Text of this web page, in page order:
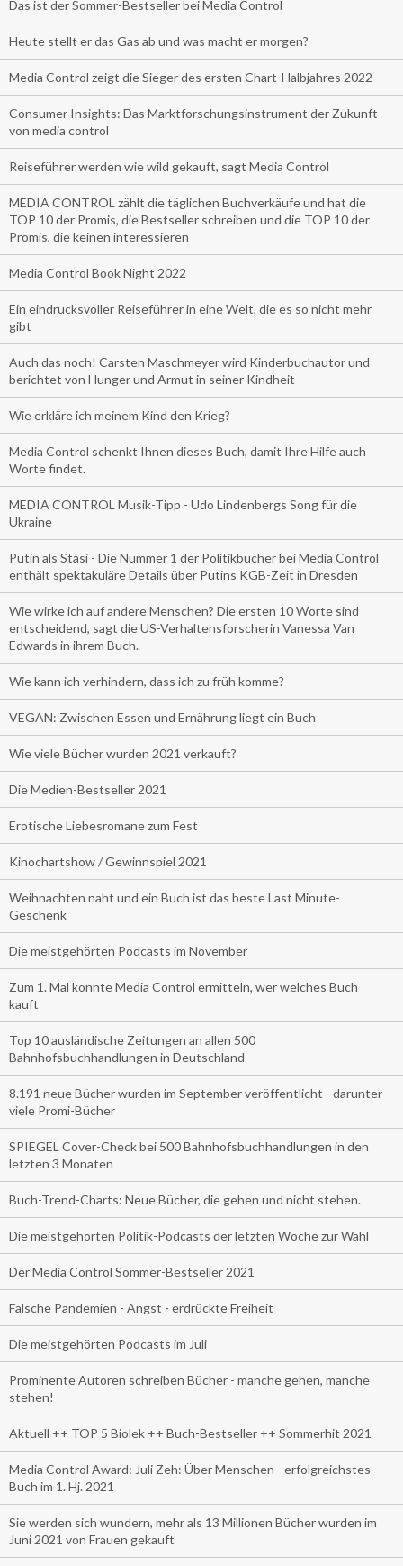
Das ist der Sommer-Bestseller bei Media Control
Heute stellt er das Gas ab und was macht er morgen?
Media Control zeigt die Sieger des ersten Chart-Halbjahres 2022
Consumer Insights: Das Marktforschungsinstrument der Zukunft
von media control
Reiseführer werden wie wild gekauft, sagt Media Control
MEDIA CONTROL zählt die täglichen Buchverkäufe und hat die
TOP 10 der Promis, die Bestseller schreiben und die TOP 10 der
Promis, die keinen interessieren
Media Control Book Night 2022
Ein eindrucksvoller Reiseführer in eine Welt, die es so nicht mehr
gibt
Auch das noch! Carsten Maschmeyer wird Kinderbuchautor und
berichtet von Hunger und Armut in seiner Kindheit
Wie erkläre ich meinem Kind den Krieg?
Media Control schenkt Ihnen dieses Buch, damit Ihre Hilfe auch
Worte findet.
MEDIA CONTROL Musik-Tipp - Udo Lindenbergs Song für die
Ukraine
Putin als Stasi - Die Nummer 1 der Politikbücher bei Media Control
enthält spektakuläre Details über Putins KGB-Zeit in Dresden
Wie wirke ich auf andere Menschen? Die ersten 10 Worte sind
entscheidend, sagt die US-Verhaltensforscherin Vanessa Van
Edwards in ihrem Buch.
Wie kann ich verhindern, dass ich zu früh komme?
VEGAN: Zwischen Essen und Ernährung liegt ein Buch
Wie viele Bücher wurden 2021 verkauft?
Die Medien-Bestseller 2021
Erotische Liebesromane zum Fest
Kinochartshow / Gewinnspiel 2021
Weihnachten naht und ein Buch ist das beste Last Minute-
Geschenk
Die meistgehörten Podcasts im November
Zum 1. Mal konnte Media Control ermitteln, wer welches Buch
kauft
Top 10 ausländische Zeitungen an allen 500
Bahnhofsbuchhandlungen in Deutschland
8.191 neue Bücher wurden im September veröffentlicht - darunter
viele Promi-Bücher
SPIEGEL Cover-Check bei 500 Bahnhofsbuchhandlungen in den
letzten 3 Monaten
Buch-Trend-Charts: Neue Bücher, die gehen und nicht stehen.
Die meistgehörten Politik-Podcasts der letzten Woche zur Wahl
Der Media Control Sommer-Bestseller 2021
Falsche Pandemien - Angst - erdrückte Freiheit
Die meistgehörten Podcasts im Juli
Prominente Autoren schreiben Bücher - manche gehen, manche
stehen!
Aktuell ++ TOP 5 Biolek ++ Buch-Bestseller ++ Sommerhit 2021
Media Control Award: Juli Zeh: Über Menschen - erfolgreichstes
Buch im 1. Hj. 2021
Sie werden sich wundern, mehr als 13 Millionen Bücher wurden im
Juni 2021 von Frauen gekauft